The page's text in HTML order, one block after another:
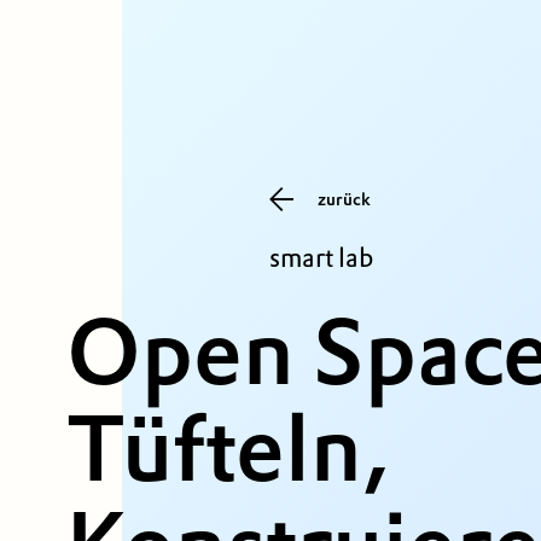
zurück
smart lab
Open
Tüfteln,